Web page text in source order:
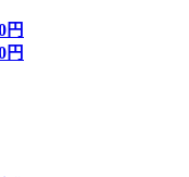
円
円